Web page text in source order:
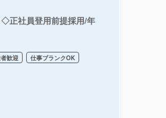
◇正社員登用前提採用/年
歓迎 仕事ブランクOK